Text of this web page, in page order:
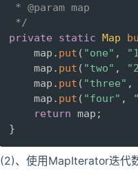
* @param map
*/
private
static Map
    map
. put ( "one" ,
    map
. put ( "two" ,
    map
. put ( "three" ,
    map
. put ( "four" ,
return map ;
}
(2)、使用MapIterator迭代